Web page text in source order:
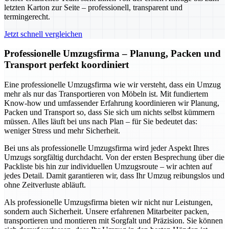
letzten Karton zur Seite – professionell, transparent und
termingerecht.
Jetzt schnell vergleichen
Professionelle Umzugsfirma – Planung, Packen und
Transport perfekt koordiniert
Eine professionelle Umzugsfirma wie wir versteht, dass ein Umzug
mehr als nur das Transportieren von Möbeln ist. Mit fundiertem
Know-how und umfassender Erfahrung koordinieren wir Planung,
Packen und Transport so, dass Sie sich um nichts selbst kümmern
müssen. Alles läuft bei uns nach Plan – für Sie bedeutet das:
weniger Stress und mehr Sicherheit.
Bei uns als professionelle Umzugsfirma wird jeder Aspekt Ihres
Umzugs sorgfältig durchdacht. Von der ersten Besprechung über die
Packliste bis hin zur individuellen Umzugsroute – wir achten auf
jedes Detail. Damit garantieren wir, dass Ihr Umzug reibungslos und
ohne Zeitverluste abläuft.
Als professionelle Umzugsfirma bieten wir nicht nur Leistungen,
sondern auch Sicherheit. Unsere erfahrenen Mitarbeiter packen,
transportieren und montieren mit Sorgfalt und Präzision. Sie können